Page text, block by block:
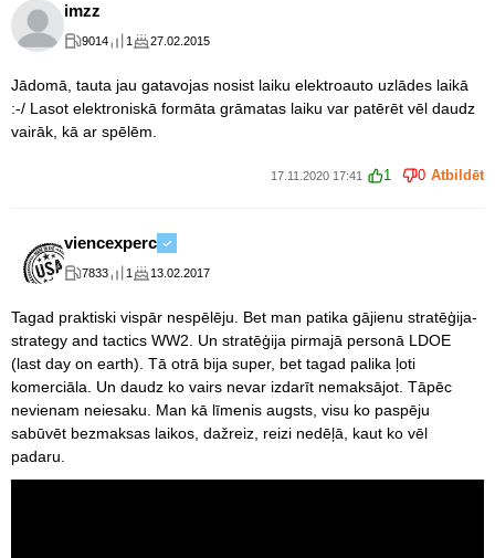
imzz
9014 1 27.02.2015
Jādomā, tauta jau gatavojas nosist laiku elektroauto uzlādes laikā
:-/ Lasot elektroniskā formāta grāmatas laiku var patērēt vēl daudz
vairāk, kā ar spēlēm.
17.11.2020 17:41 1 0 Atbildēt
viencexperc
7833 1 13.02.2017
Tagad praktiski vispār nespēlēju. Bet man patika gājienu stratēģija-
strategy and tactics WW2. Un stratēģija pirmajā personā LDOE
(last day on earth). Tā otrā bija super, bet tagad palika ļoti
komerciāla. Un daudz ko vairs nevar izdarīt nemaksājot. Tāpēc
nevienam neiesaku. Man kā līmenis augsts, visu ko paspēju
sabūvēt bezmaksas laikos, dažreiz, reizi nedēļā, kaut ko vēl
padaru.